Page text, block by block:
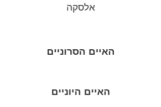
אלסקה
האיים הסרוניים
האיים היוניים